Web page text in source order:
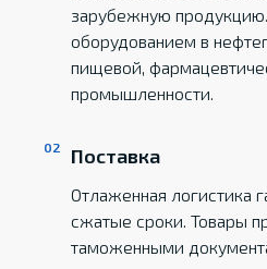
зарубежную
оборудованием в
пищевой,
промышленности.
Поставка
Отлаженная логистика
сжатые сроки. Товары
таможенными